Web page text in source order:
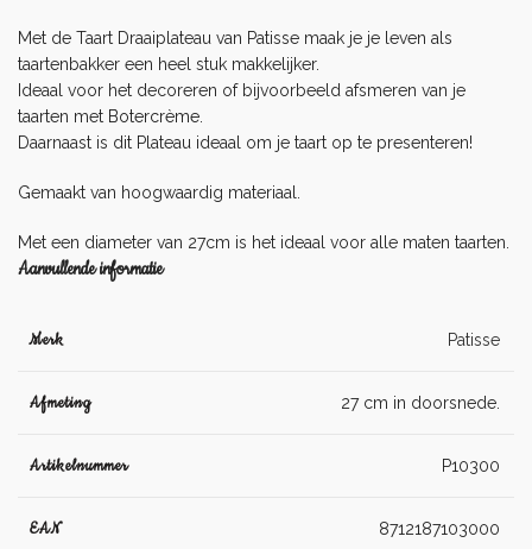
Met de Taart Draaiplateau van Patisse maak je je leven als
taartenbakker een heel stuk makkelijker.
Ideaal voor het decoreren of bijvoorbeeld afsmeren van je
taarten met Botercrème
Daarnaast is dit Plateau ideaal om je taart op te presenteren!
Gemaakt van hoogwaardig materiaal.
Met een diameter van 27cm is het ideaal voor alle maten taarten.
Aanvullende informatie
Merk Patisse
Afmeting 27 cm in doorsnede.
Artikelnummer P10300
EAN 8712187103000